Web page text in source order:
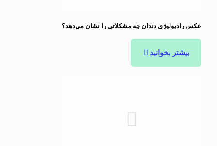
عکس رادیولوژی دندان چه مشکلاتی را نشان می‌دهد؟
بیشتر بخوانید